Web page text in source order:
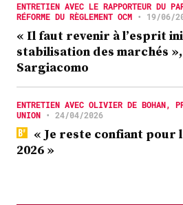
ENTRETIEN AVEC LE RAPPORTEUR DU
RÉFORME DU RÈGLEMENT OCM • 19/06/
« Il faut revenir à l’esprit
stabilisation des marchés
Sargiacomo
ENTRETIEN AVEC OLIVIER DE BOHAN,
UNION • 24/04/2026
« Je reste confiant pour
2026 »